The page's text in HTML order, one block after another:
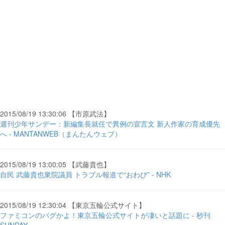
2015/08/19 13:30:06 【市原武法】
週刊少年サンデー：新編集長就任で異例の宣言文 新人作家の育成優先
へ - MANTANWEB（まんたんウェブ）
2015/08/19 13:00:05 【武藤貴也】
自民 武藤貴也衆院議員 トラブル報道で“おわび” - NHK
2015/08/19 12:30:04 【東京五輪公式サイト】
ファミコンのバグかよ！東京五輪公式サイトが凄いと話題に - 秒刊